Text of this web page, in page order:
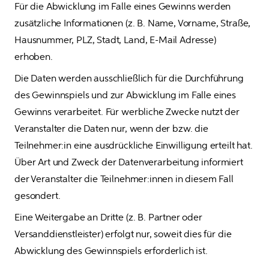
Für die Abwicklung im Falle eines Gewinns werden
zusätzliche Informationen (z. B. Name, Vorname, Straße,
Hausnummer, PLZ, Stadt, Land, E-Mail Adresse)
erhoben.
Die Daten werden ausschließlich für die Durchführung
des Gewinnspiels und zur Abwicklung im Falle eines
Gewinns verarbeitet. Für werbliche Zwecke nutzt der
Veranstalter die Daten nur, wenn der bzw. die
Teilnehmer:in eine ausdrückliche Einwilligung erteilt hat.
Über Art und Zweck der Datenverarbeitung informiert
der Veranstalter die Teilnehmer:innen in diesem Fall
gesondert.
Eine Weitergabe an Dritte (z. B. Partner oder
Versanddienstleister) erfolgt nur, soweit dies für die
Abwicklung des Gewinnspiels erforderlich ist.